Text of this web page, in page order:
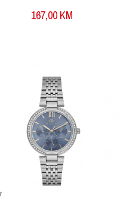
167,00 KM